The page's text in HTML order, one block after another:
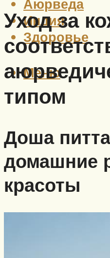
Аюрведа
Индия
Здоровье
Меню
Уход за
типом
Доша
домашние
красоты